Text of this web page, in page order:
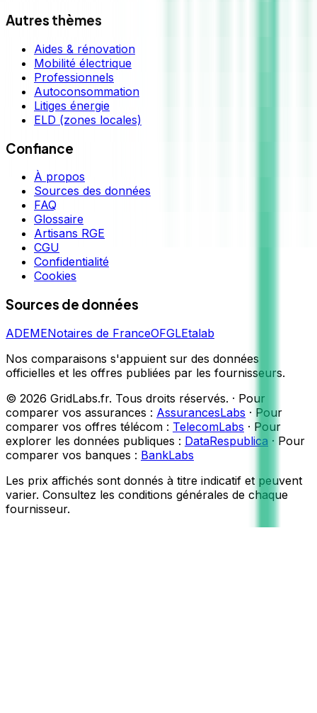
Autres thèmes
Aides & rénovation
Mobilité électrique
Professionnels
Autoconsommation
Litiges énergie
ELD (zones locales)
Confiance
À propos
Sources des données
FAQ
Glossaire
Artisans RGE
CGU
Confidentialité
Cookies
Sources de données
ADEMENotaires de FranceOFGLEtalab
Nos comparaisons s'appuient sur des données
officielles et les offres publiées par les fournisseurs.
© 2026 GridLabs.fr. Tous droits réservés. · Pour
comparer vos assurances : AssurancesLabs · Pour
comparer vos offres télécom : TelecomLabs · Pour
explorer les données publiques : DataRespublica · Pour
comparer vos banques : BankLabs
Les prix affichés sont donnés à titre indicatif et peuvent
varier. Consultez les conditions générales de chaque
fournisseur.